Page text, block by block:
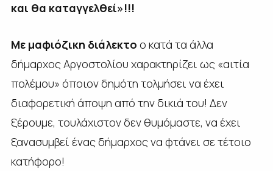
και θα καταγγελθεί»!!!
Με μαφιόζικη διάλεκτο ο κατά τα άλλα
δήμαρχος Αργοστολίου χαρακτηρίζει ως «αιτία
πολέμου» όποιον δημότη τολμήσει να έχει
διαφορετική άποψη από την δικιά του! Δεν
ξέρουμε, τουλάχιστον δεν θυμόμαστε, να έχει
ξανασυμβεί ένας δήμαρχος να φτάνει σε τέτοιο
κατήφορο!